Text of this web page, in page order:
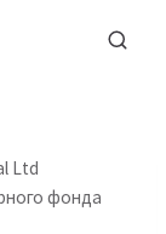
Ltd
фонда